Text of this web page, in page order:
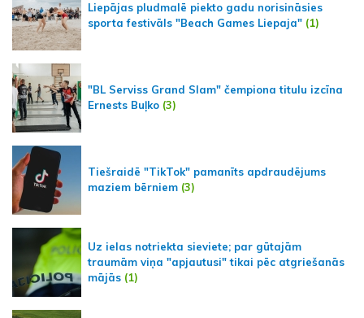
Liepājas pludmalē piekto gadu norisināsies
sporta festivāls "Beach Games Liepaja" (1)
"BL Serviss Grand Slam" čempiona titulu izcīna
Ernests Buļko (3)
Tiešraidē "TikTok" pamanīts apdraudējums
maziem bērniem (3)
Uz ielas notriekta sieviete; par gūtajām
traumām viņa "apjautusi" tikai pēc atgriešanās
mājās (1)